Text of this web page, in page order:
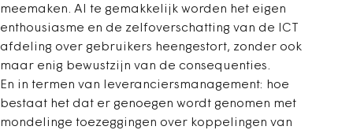
meemaken. Al te gemakkelijk worden het eigen
enthousiasme en de zelfoverschatting van de ICT
afdeling over gebruikers heengestort, zonder ook
maar enig bewustzijn van de consequenties.
En in termen van leveranciersmanagement: hoe
bestaat het dat er genoegen wordt genomen met
mondelinge toezeggingen over koppelingen van